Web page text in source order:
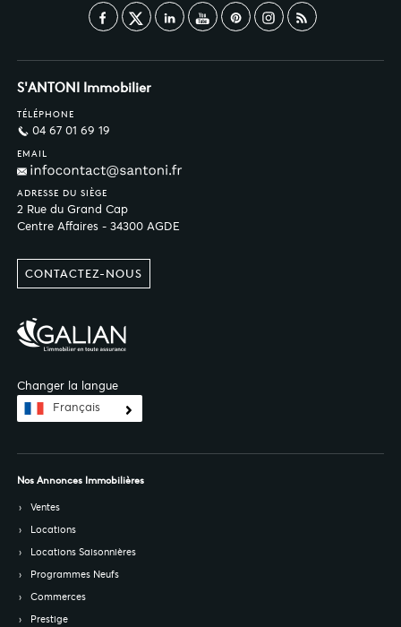
S'ANTONI Immobilier
TÉLÉPHONE
04 67 01 69 19
EMAIL
ADRESSE DU SIÈGE
2 Rue du Grand Cap
Centre Affaires - 34300 AGDE
CONTACTEZ-NOUS
Changer la langue
Français
Nos Annonces Immobilières
Ventes
Locations
Locations Saisonnières
Programmes Neufs
Commerces
Prestige